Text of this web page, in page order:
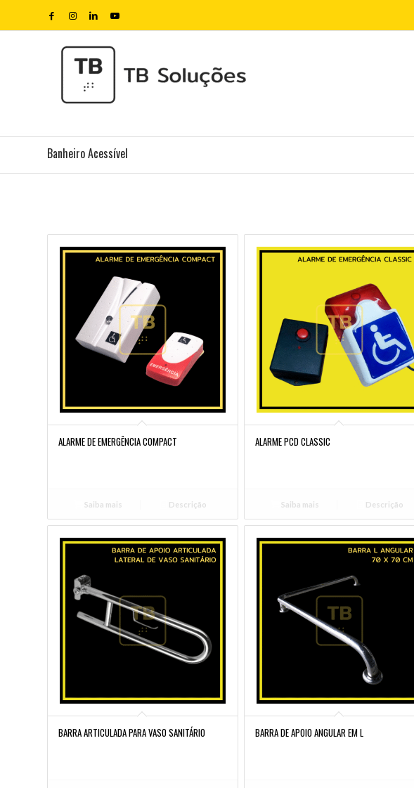
Banheiro Acessível
ALARME DE EMERGÊNCIA COMPACT
Saiba mais Descrição
ALARME PCD CLASSIC
Saiba mais Descrição
BARRA ARTICULADA PARA VASO SANITÁRIO BARRA DE APOIO ANGULAR EM L